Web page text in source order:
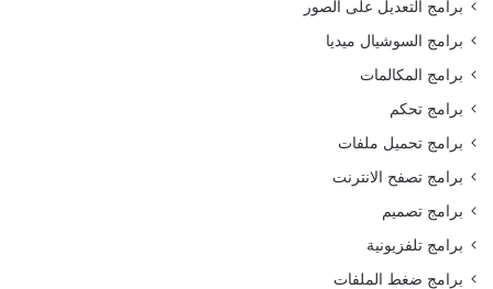
برامج التعديل على الصور
برامج السوشيال ميديا
برامج المكالمات
برامج تحكم
برامج تحميل ملفات
برامج تصفح الانترنت
برامج تصميم
برامج تلفزيونية
برامج ضغط الملفات